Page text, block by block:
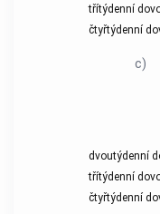
třítýdenní
čtyřtýdenní
c)
dvoutýdenní
třítýdenní
čtyřtýdenní